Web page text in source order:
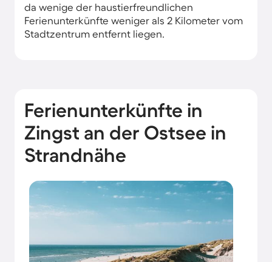
da wenige der haustierfreundlichen
Ferienunterkünfte weniger als 2 Kilometer vom
Stadtzentrum entfernt liegen.
Ferienunterkünfte in
Zingst an der Ostsee in
Strandnähe